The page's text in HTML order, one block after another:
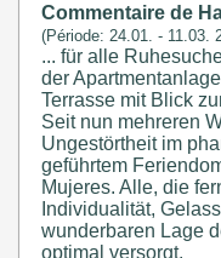
Commentaire de
(Période: 24.01. - 11.03.
... für alle
der
Terrasse mit Blick
Seit nun mehreren
Ungestörtheit im
geführtem
Mujeres. Alle, die
Individualität,
wunderbaren Lage
optimal versorgt.